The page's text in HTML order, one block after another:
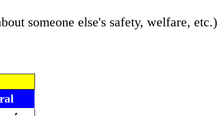
someone else's safety, welfare, etc.)